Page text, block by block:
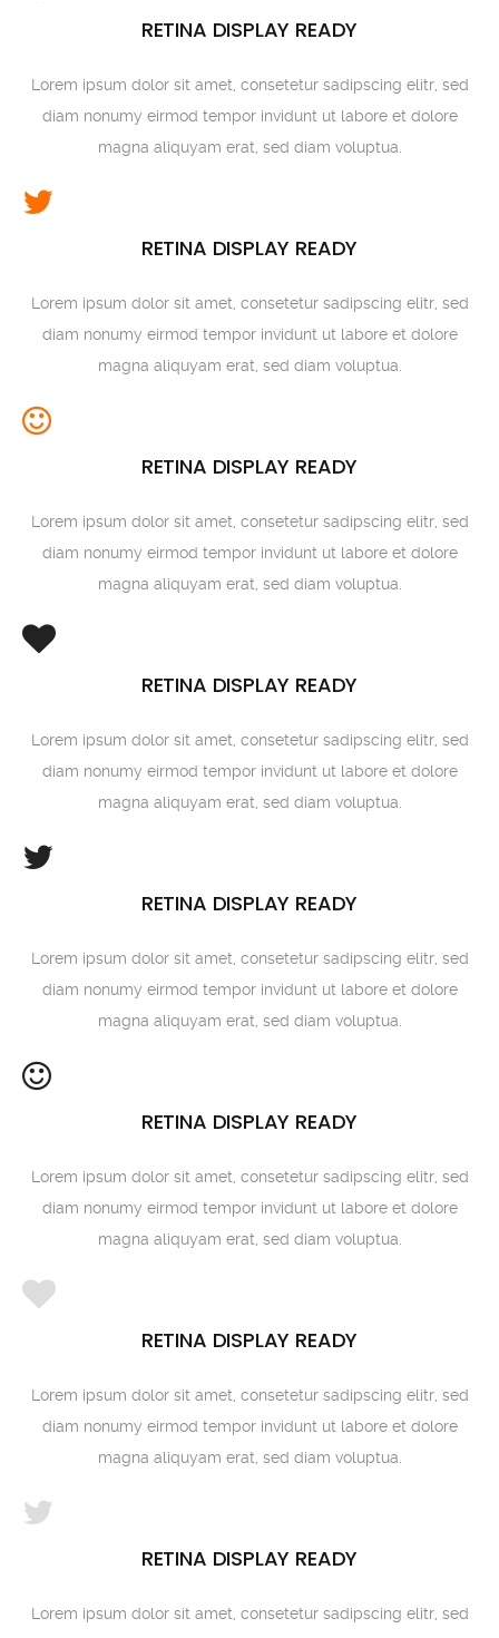
RETINA DISPLAY READY
Lorem ipsum dolor sit amet, consetetur sadipscing elitr, sed
diam nonumy eirmod tempor invidunt ut labore et dolore
magna aliquyam erat, sed diam voluptua.
RETINA DISPLAY READY
Lorem ipsum dolor sit amet, consetetur sadipscing elitr, sed
diam nonumy eirmod tempor invidunt ut labore et dolore
magna aliquyam erat, sed diam voluptua.
RETINA DISPLAY READY
Lorem ipsum dolor sit amet, consetetur sadipscing elitr, sed
diam nonumy eirmod tempor invidunt ut labore et dolore
magna aliquyam erat, sed diam voluptua.
RETINA DISPLAY READY
Lorem ipsum dolor sit amet, consetetur sadipscing elitr, sed
diam nonumy eirmod tempor invidunt ut labore et dolore
magna aliquyam erat, sed diam voluptua.
RETINA DISPLAY READY
Lorem ipsum dolor sit amet, consetetur sadipscing elitr, sed
diam nonumy eirmod tempor invidunt ut labore et dolore
magna aliquyam erat, sed diam voluptua.
RETINA DISPLAY READY
Lorem ipsum dolor sit amet, consetetur sadipscing elitr, sed
diam nonumy eirmod tempor invidunt ut labore et dolore
magna aliquyam erat, sed diam voluptua.
RETINA DISPLAY READY
Lorem ipsum dolor sit amet, consetetur sadipscing elitr, sed
diam nonumy eirmod tempor invidunt ut labore et dolore
magna aliquyam erat, sed diam voluptua.
RETINA DISPLAY READY
Lorem ipsum dolor sit amet, consetetur sadipscing elitr, sed